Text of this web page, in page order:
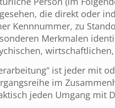
die direkt oder
Kennnummer, zu
Merkmalen
ist jeder mit
im
jeden Umgang mit